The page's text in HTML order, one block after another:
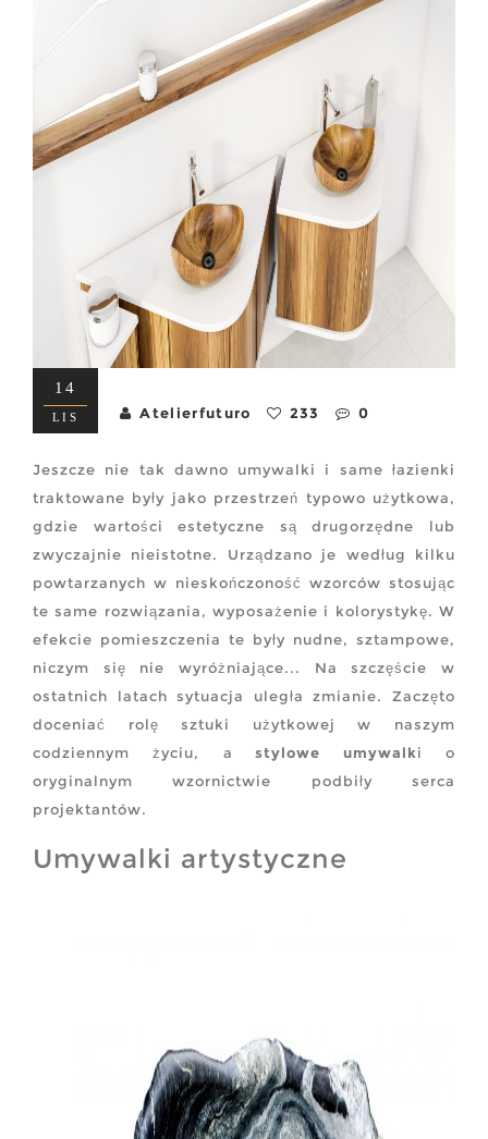
14
LIS Atelierfuturo 233 0
Jeszcze nie tak dawno umywalki i same łazienki
traktowane były jako przestrzeń typowo użytkowa,
gdzie wartości estetyczne są drugorzędne lub
zwyczajnie nieistotne. Urządzano je według kilku
powtarzanych w nieskończoność wzorców stosując
te same rozwiązania, wyposażenie i kolorystykę. W
efekcie pomieszczenia te były nudne, sztampowe,
niczym się nie wyróżniające... Na szczęście w
ostatnich latach sytuacja uległa zmianie. Zaczęto
doceniać rolę sztuki użytkowej w naszym
codziennym życiu, a
stylowe umywalki o
oryginalnym wzornictwie podbiły serca
projektantów.
Umywalki artystyczne